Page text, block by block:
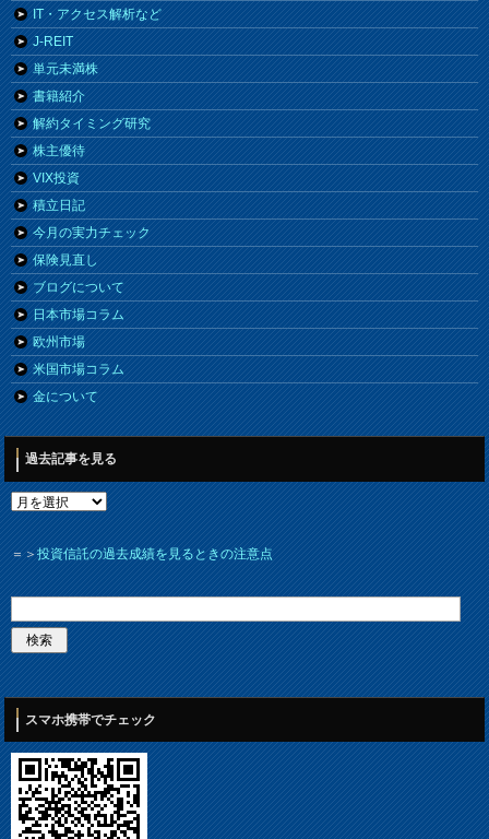
IT・アクセス解析など
J-REIT
単元未満株
書籍紹介
解約タイミング研究
株主優待
VIX投資
積立日記
今月の実力チェック
保険見直し
ブログについて
日本市場コラム
欧州市場
米国市場コラム
金について
過去記事を見る
＝＞投資信託の過去成績を見るときの注意点
スマホ携帯でチェック